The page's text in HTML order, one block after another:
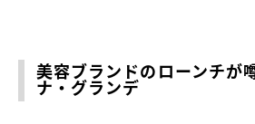
美容ブランドのローンチが
ナ・グランデ